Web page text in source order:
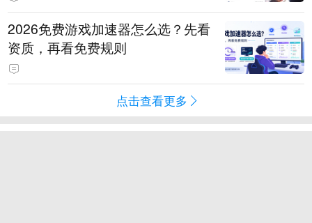
2026免费游戏加速器怎么选？先看
资质，再看免费规则
点击查看更多